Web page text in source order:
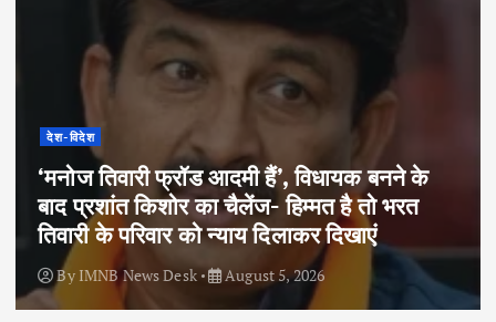
देश-विदेश
‘मनोज तिवारी फ्रॉड आदमी हैं’, विधायक बनने के
बाद प्रशांत किशोर का चैलेंज- हिम्मत है तो भरत
तिवारी के परिवार को न्याय दिलाकर दिखाएं
By IMNB News Desk August 5, 2026